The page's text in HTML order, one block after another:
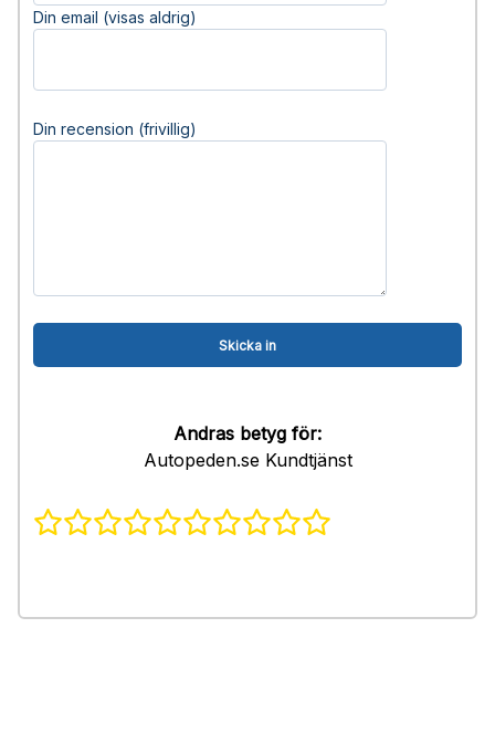
Din email (visas aldrig)
Din recension (frivillig)
Andras betyg för:
Autopeden.se Kundtjänst